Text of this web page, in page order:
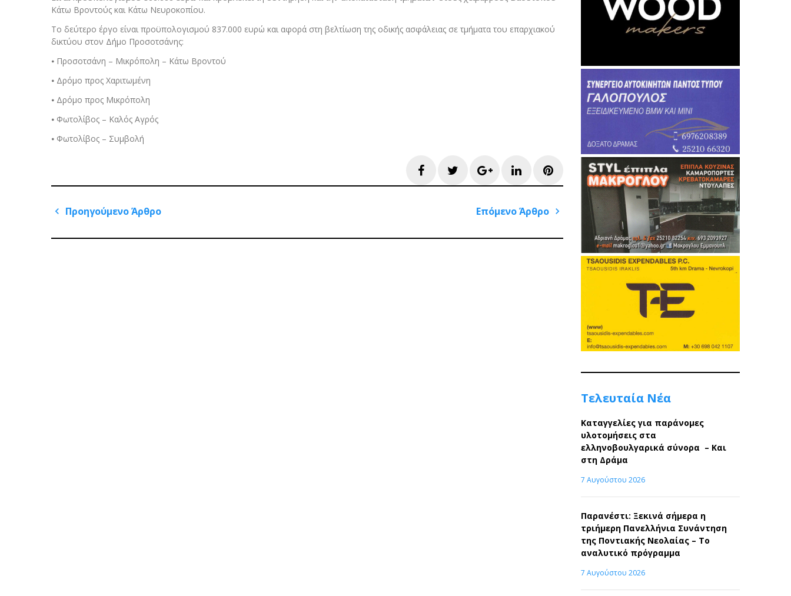
Κάτω Βροντούς και Κάτω Νευροκοπίου.
Το δεύτερο έργο είναι προϋπολογισμού 837.000 ευρώ και αφορά στη βελτίωση της οδικής ασφάλειας σε τμήματα του επαρχιακού
δικτύου στον Δήμο Προσοτσάνης:
⦁ Προσοτσάνη – Μικρόπολη – Κάτω Βροντού
⦁ Δρόμο προς Χαριτωμένη
⦁ Δρόμο προς Μικρόπολη
⦁ Φωτολίβος – Καλός Αγρός
⦁ Φωτολίβος – Συμβολή
FacebookTwitterGoogle+LinkedInPinterest
Πλοήγηση
άρθρων
Προηγούμενο Άρθρο
Επόμενο Άρθρο
Τελευταία Νέα
Καταγγελίες για παράνομες
υλοτομήσεις στα
ελληνοβουλγαρικά σύνορα – Και
στη Δράμα
7 Αυγούστου 2026
Παρανέστι: Ξεκινά σήμερα η
τριήμερη Πανελλήνια Συνάντηση
της Ποντιακής Νεολαίας – Το
αναλυτικό πρόγραμμα
7 Αυγούστου 2026